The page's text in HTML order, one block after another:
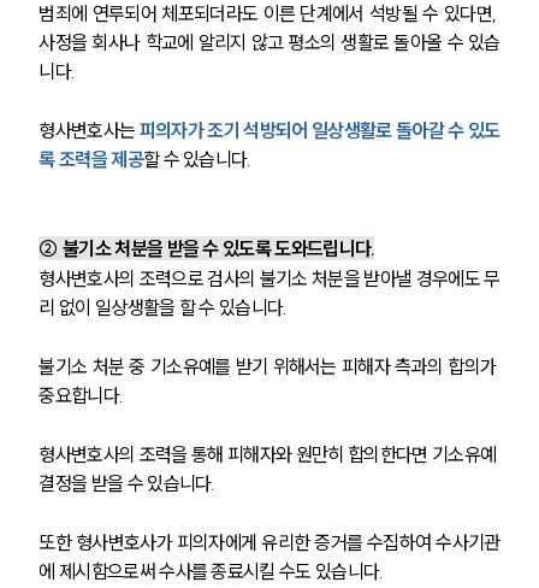
범죄에 연루되어 체포되더라도 이른 단계에서 석방될 수 있다면,
사정을 회사나 학교에 알리지 않고 평소의 생활로 돌아올 수 있습
니다.
형사변호사는 피의자가 조기 석방되어 일상생활로 돌아갈 수 있도
록 조력을 제공할 수 있습니다.
② 불기소 처분을 받을 수 있도록 도와드립니다.
형사변호사의 조력으로 검사의 불기소 처분을 받아낼 경우에도 무
리 없이 일상생활을 할 수 있습니다.
불기소 처분 중 기소유예를 받기 위해서는 피해자 측과의 합의가
중요합니다.
형사변호사의 조력을 통해 피해자와 원만히 합의한다면 기소유예
결정을 받을 수 있습니다.
또한 형사변호사가 피의자에게 유리한 증거를 수집하여 수사기관
에 제시함으로써 수사를 종료시킬 수도 있습니다.